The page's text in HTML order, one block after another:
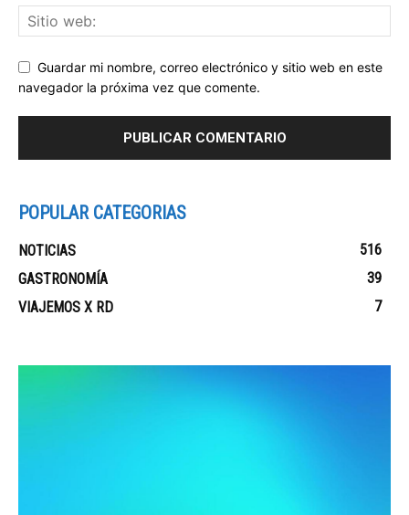
Guardar mi nombre, correo electrónico y sitio web en este
navegador la próxima vez que comente.
POPULAR CATEGORIAS
NOTICIAS
516
GASTRONOMÍA
39
VIAJEMOS X RD
7